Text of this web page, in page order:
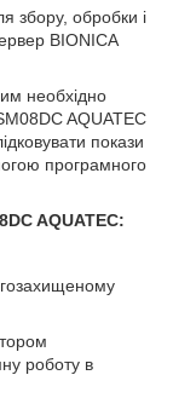
збору, обробки і
BIONICA
необхідно
AQUATEC
покази
програмного
AQUATEC:
роботу в